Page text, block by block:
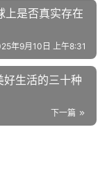
上是否真实存在
年9月10日 上午8:31
生活的三十种
下一篇